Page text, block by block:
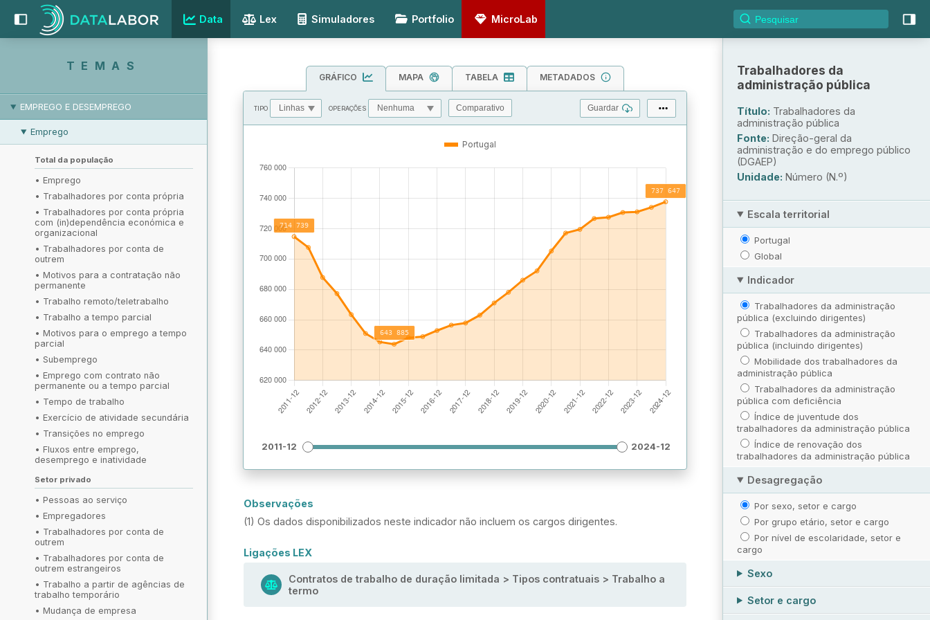
Data Lex Simuladores Portfolio MicroLab
TEMAS
EMPREGO E DESEMPREGO
Emprego
Total da população
• Emprego
• Trabalhadores por conta própria
• Trabalhadores por conta própria
com (in)dependência económica e
organizacional
• Trabalhadores por conta de
outrem
• Motivos para a contratação não
permanente
• Trabalho remoto/teletrabalho
• Trabalho a tempo parcial
• Motivos para o emprego a tempo
parcial
• Subemprego
• Emprego com contrato não
permanente ou a tempo parcial
• Tempo de trabalho
• Exercício de atividade secundária
• Transições no emprego
• Fluxos entre emprego,
desemprego e inatividade
Setor privado
• Pessoas ao serviço
• Empregadores
• Trabalhadores por conta de
outrem
• Trabalhadores por conta de
outrem estrangeiros
• Trabalho a partir de agências de
trabalho temporário
• Mudança de empresa
GRÁFICO MAPA TABELA METADADOS
TIPO OPERAÇÕES Comparativo Guardar
Portugal
2011-12 2024-12
Observações
(1) Os dados disponibilizados neste indicador não incluem os cargos dirigentes.
Ligações LEX
Contratos de trabalho de duração limitada > Tipos contratuais > Trabalho a
termo
Trabalhadores da
administração pública
Título: Trabalhadores da
administração pública
Fonte: Direção-geral da
administração e do emprego público
(DGAEP)
Unidade: Número (N.º)
Escala territorial
Portugal
Global
Indicador
Trabalhadores da administração
pública (excluindo dirigentes)
Trabalhadores da administração
pública (incluindo dirigentes)
Mobilidade dos trabalhadores da
administração pública
Trabalhadores da administração
pública com deficiência
Índice de juventude dos
trabalhadores da administração pública
Índice de renovação dos
trabalhadores da administração pública
Desagregação
Por sexo, setor e cargo
Por grupo etário, setor e cargo
Por nível de escolaridade, setor e
cargo
Sexo
Setor e cargo